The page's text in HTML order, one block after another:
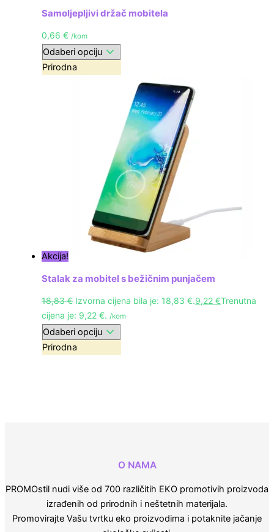
Samoljepljivi držač mobitela
0,66 € /kom
Prirodna
Akcija!
Stalak za mobitel s bežičnim punjačem
18,83€ Izvorna cijena bila je: 18,83 €.9,22 €Trenutna
cijena je: 9,22 €. /kom
Prirodna
O NAMA
PROMOstil nudi više od 700 različitih EKO promotivih proizvoda
izrađenih od prirodnih i neštetnih materijala.
Promovirajte Vašu tvrtku eko proizvodima i potaknite jačanje